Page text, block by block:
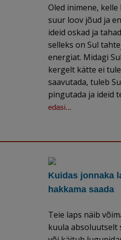
Oled inimene,
suur loov jõud ja
ideid oskad ja
selleks on Sul
energiat. Midagi
kergelt kätte ei
saavutada, tuleb
pingutada ja ideid
edasi...
Kuidas jonnaka
hakkama saada
Teie laps näib
kuula absoluutselt